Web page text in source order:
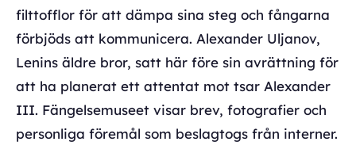
filttofflor för att dämpa sina steg och fångarna
förbjöds att kommunicera. Alexander Uljanov,
Lenins äldre bror, satt här före sin avrättning för
att ha planerat ett attentat mot tsar Alexander
III. Fängelsemuseet visar brev, fotografier och
personliga föremål som beslagtogs från interner.